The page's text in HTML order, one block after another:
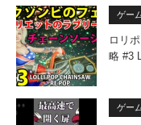
ゲー
ロリ
略 #3
ゲー